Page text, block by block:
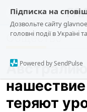
Підписка на
Дозвольте сайту
головні події в Україні
Powered by SendPulse
новости
о проекте
Общество
теряют